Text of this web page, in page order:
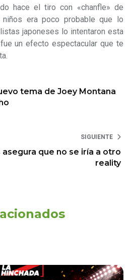
hace el tiro con «chanfle» de
era poco probable que lo
japoneses lo intentaron esta
un efecto espectacular que te
tema de Joey Montana
SIGUIENTE
que no se iría a otro
reality